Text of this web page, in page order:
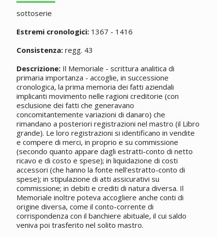
sottoserie
Estremi cronologici:1367 - 1416
Consistenza:regg. 43
Descrizione:Il Memoriale - scrittura analitica di
primaria importanza - accoglie, in successione
cronologica, la prima memoria dei fatti aziendali
implicanti movimento nelle ragioni creditorie (con
esclusione dei fatti che generavano
concomitantemente variazioni di danaro) che
rimandano a posteriori registrazioni nel mastro (il Libro
grande). Le loro registrazioni si identificano in vendite
e compere di merci, in proprio e su commissione
(secondo quanto appare dagli estratti-conto di netto
ricavo e di costo e spese); in liquidazione di costi
accessori (che hanno la fonte nell'estratto-conto di
spese); in stipulazione di atti assicurativi su
commissione; in debiti e crediti di natura diversa. Il
Memoriale inoltre poteva accogliere anche conti di
origine diversa, come il conto-corrente di
corrispondenza con il banchiere abituale, il cui saldo
veniva poi trasferito nel solito mastro.